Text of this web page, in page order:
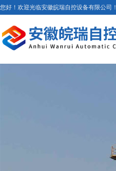
您好！欢迎光临安徽皖瑞自控设备有限公司！